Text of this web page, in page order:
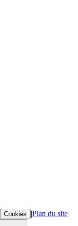
Cookies |Plan du site